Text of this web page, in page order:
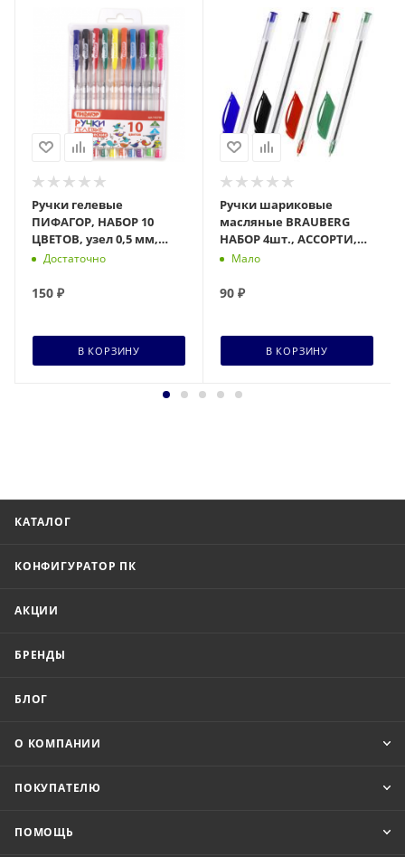
Ручки гелевые
ПИФАГОР, НАБОР 10
ЦВЕТОВ, узел 0,5 мм,
линия 0,35 мм,142794
Достаточно
150 ₽
В КОРЗИНУ
Ручки шариковые
масляные BRAUBERG
НАБОР 4шт., АССОРТИ,
Extra Glide, 1мм, линия
Мало
90 ₽
В КОРЗИНУ
КАТАЛОГ
КОНФИГУРАТОР ПК
АКЦИИ
БРЕНДЫ
БЛОГ
О КОМПАНИИ
ПОКУПАТЕЛЮ
ПОМОЩЬ